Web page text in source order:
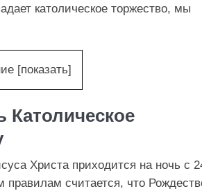
католическое торжество, мы
[показать]
Католическое
Христа приходится на ночь с
считается, что